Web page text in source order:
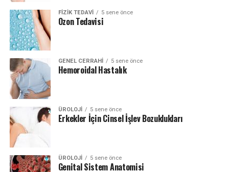
FIZIK TEDAVI 5 sene önce
Ozon Tedavisi
GENEL CERRAHI 5 sene önce
Hemoroidal Hastalık
ÜROLOJI 5 sene önce
Erkekler İçin Cinsel İşlev Bozuklukları
ÜROLOJI 5 sene önce
Genital Sistem Anatomisi